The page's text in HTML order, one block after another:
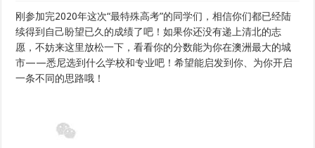
榜，
快
来
好
奇
一
刚参加完2020年这次“最特殊高考”的同学们，相信你们都已经陆
续得到自己盼望已久的成绩了吧！如果你还没有递上清北的志
愿，不妨来这里放松一下，看看你的分数能为你在澳洲最大的城
市——悉尼选到什么学校和专业吧！希望能启发到你、为你开启
一条不同的思路哦！